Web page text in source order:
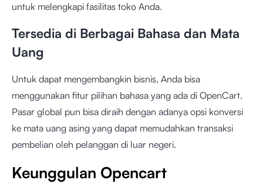
untuk melengkapi fasilitas toko Anda.
Tersedia di Berbagai Bahasa dan Mata
Uang
Untuk dapat mengembangkin bisnis, Anda bisa
menggunakan fitur pilihan bahasa yang ada di OpenCart.
Pasar global pun bisa diraih dengan adanya opsi konversi
ke mata uang asing yang dapat memudahkan transaksi
pembelian oleh pelanggan di luar negeri.
Keunggulan Opencart